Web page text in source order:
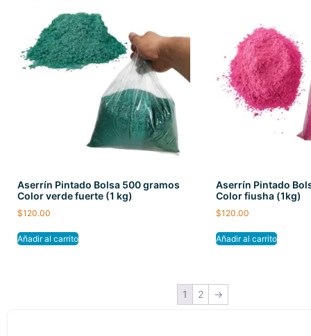
Aserrín Pintado Bolsa 500 gramos
Color verde fuerte (1 kg)
$120.00
Añadir al carrito
Aserrín Pintado
Color fiusha (1kg)
$120.00
Añadir al carrito
1 2 →